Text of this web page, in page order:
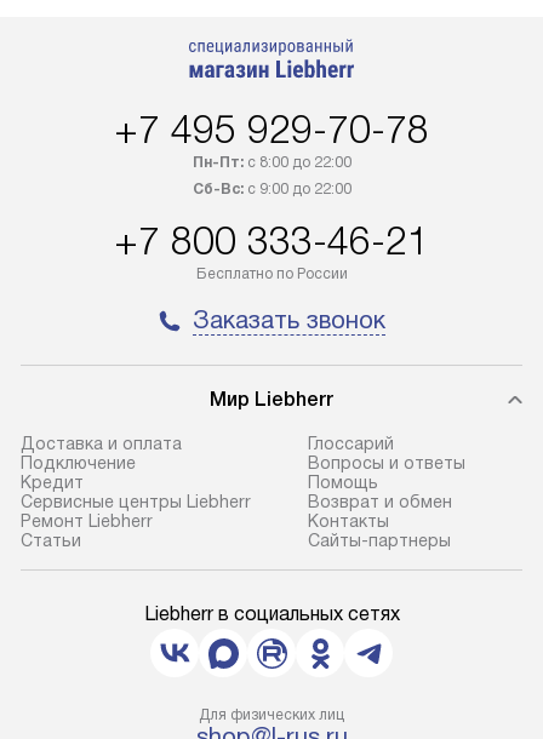
+7 495 929-70-78
Пн-Пт:с 8:00 до 22:00
Сб-Вс:с 9:00 до 22:00
+7 800 333-46-21
Бесплатно по России
Заказать звонок
Мир Liebherr
Доставка и оплата
Подключение
Кредит
Сервисные центры Liebherr
Ремонт Liebherr
Cтатьи
Глоссарий
Вопросы и ответы
Помощь
Возврат и обмен
Контакты
Сайты-партнеры
Liebherr в социальных сетях
Для физических лиц